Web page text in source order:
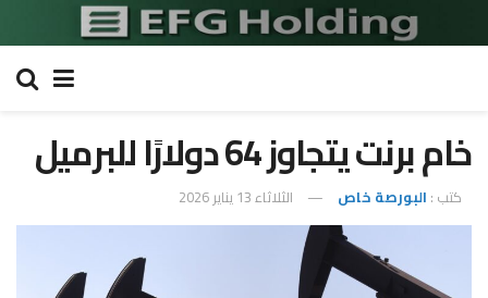
خام برنت يتجاوز 64 دولارًا للبرميل
كتب : البورصة خاص الثلاثاء 13 يناير 2026